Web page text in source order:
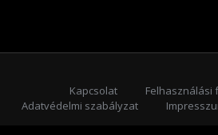
Kapcsolat
Felhasználási
Adatvédelmi szabályzat